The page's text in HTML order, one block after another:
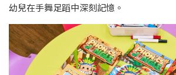
幼兒在手舞足蹈中深刻記憶。